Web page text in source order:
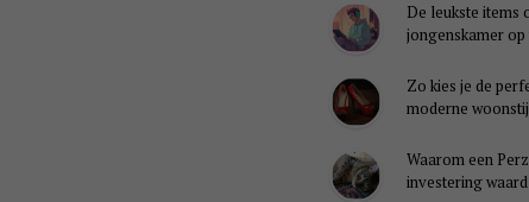
De leukste items
jongenskamer
Zo kies je de
moderne
Waarom een
investering